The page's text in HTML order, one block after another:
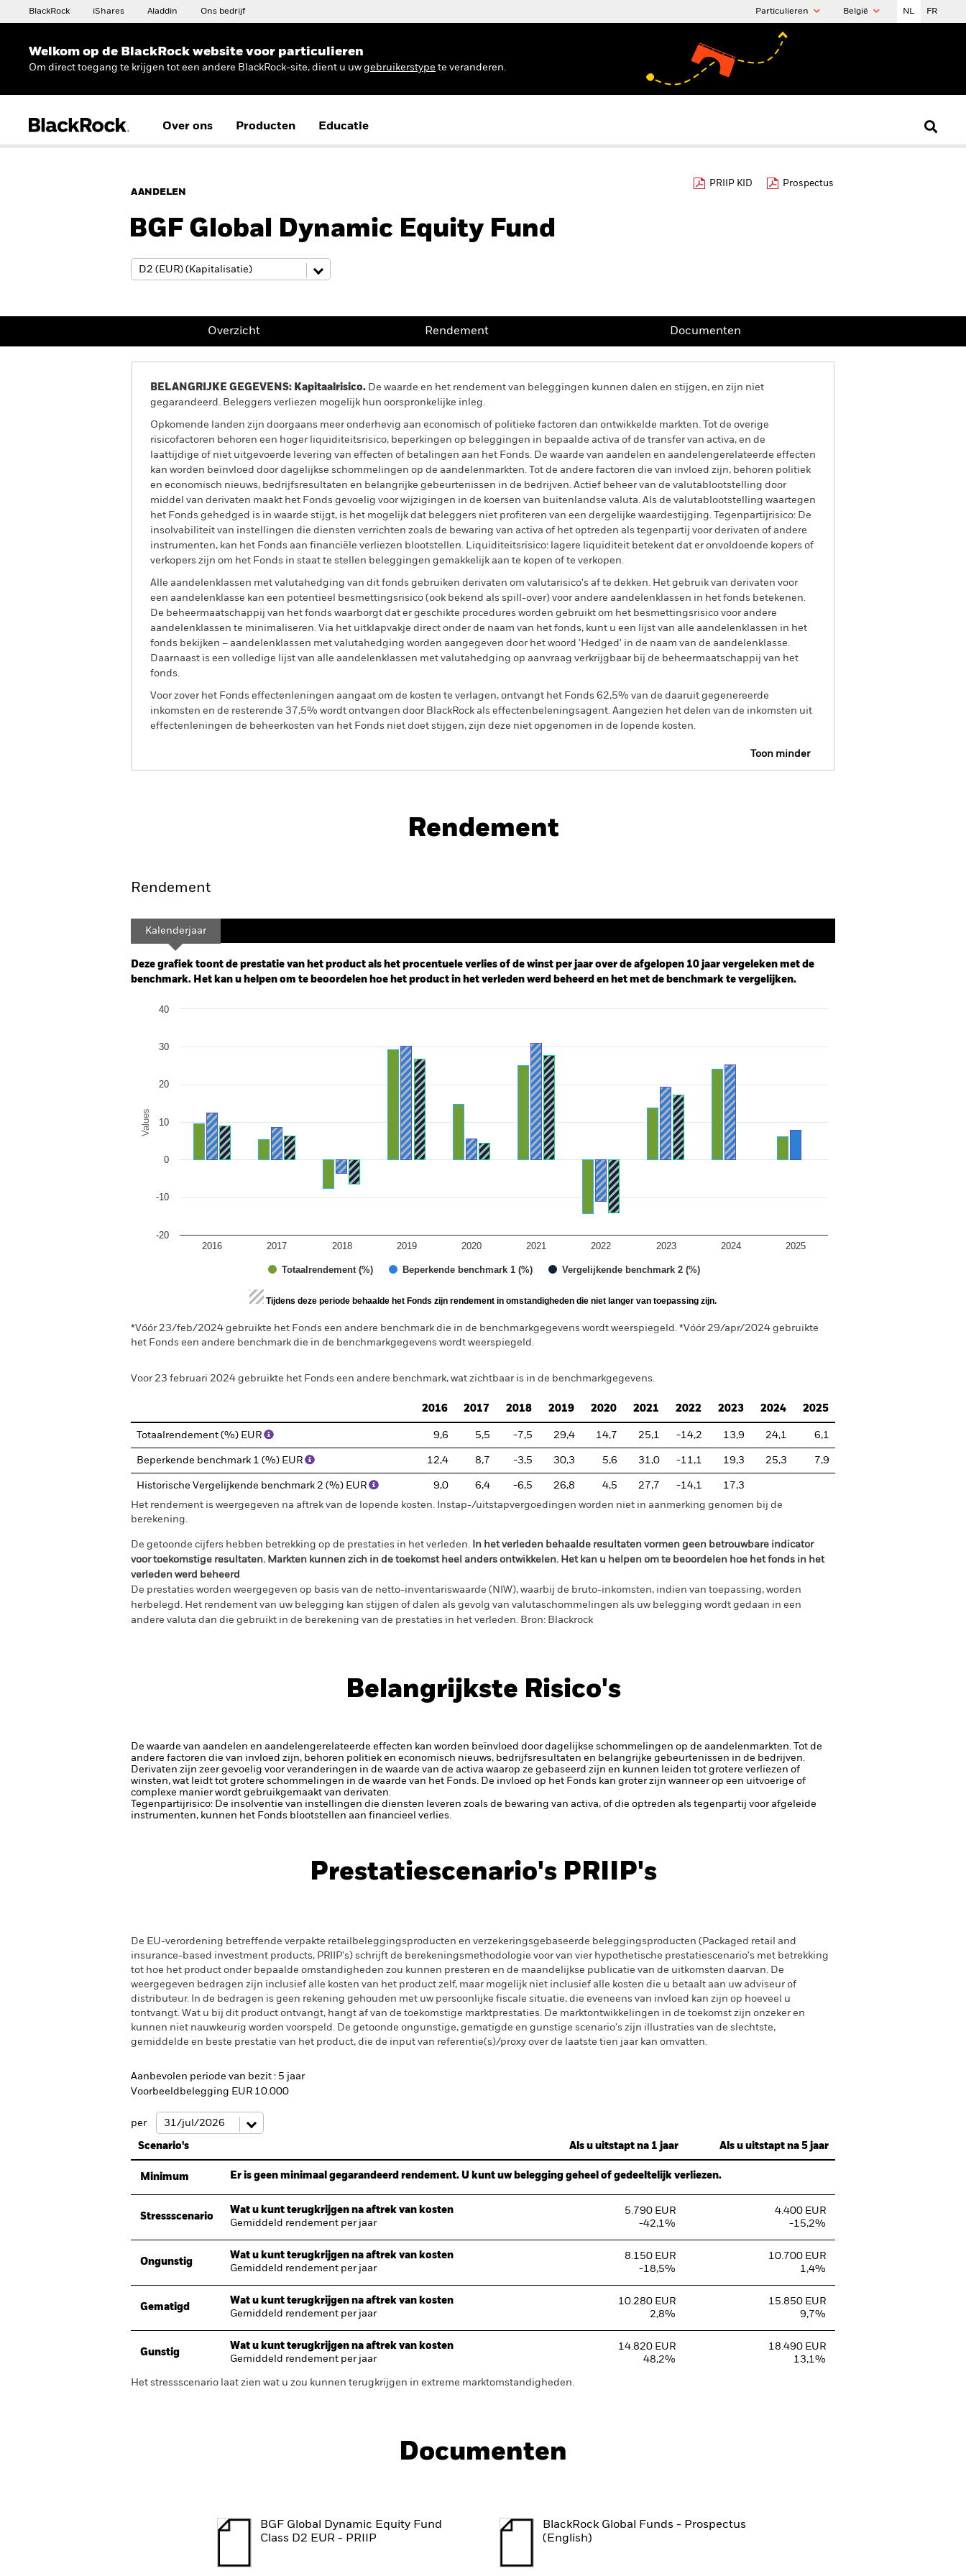
BlackRock iShares Aladdin Ons bedrijf Particulieren België NL FR
Welkom op de BlackRock website voor particulieren
Om direct toegang te krijgen tot een andere BlackRock-site, dient u uw gebruikerstype te veranderen.
Over ons Producten Educatie
AANDELEN
PRIIP KID Prospectus
BGF Global Dynamic Equity Fund
Overzicht Rendement Documenten
BELANGRIJKE GEGEVENS: Kapitaalrisico. De waarde en het rendement van beleggingen kunnen dalen en stijgen, en zijn niet
gegarandeerd. Beleggers verliezen mogelijk hun oorspronkelijke inleg.
Opkomende landen zijn doorgaans meer onderhevig aan economisch of politieke factoren dan ontwikkelde markten. Tot de overige
risicofactoren behoren een hoger liquiditeitsrisico, beperkingen op beleggingen in bepaalde activa of de transfer van activa, en de
laattijdige of niet uitgevoerde levering van effecten of betalingen aan het Fonds. De waarde van aandelen en aandelengerelateerde effecten
kan worden beïnvloed door dagelijkse schommelingen op de aandelenmarkten. Tot de andere factoren die van invloed zijn, behoren politiek
en economisch nieuws, bedrijfsresultaten en belangrijke gebeurtenissen in de bedrijven. Actief beheer van de valutablootstelling door
middel van derivaten maakt het Fonds gevoelig voor wijzigingen in de koersen van buitenlandse valuta. Als de valutablootstelling waartegen
het Fonds gehedged is in waarde stijgt, is het mogelijk dat beleggers niet profiteren van een dergelijke waardestijging. Tegenpartijrisico: De
insolvabiliteit van instellingen die diensten verrichten zoals de bewaring van activa of het optreden als tegenpartij voor derivaten of andere
instrumenten, kan het Fonds aan financiële verliezen blootstellen. Liquiditeitsrisico: lagere liquiditeit betekent dat er onvoldoende kopers of
verkopers zijn om het Fonds in staat te stellen beleggingen gemakkelijk aan te kopen of te verkopen.
Alle aandelenklassen met valutahedging van dit fonds gebruiken derivaten om valutarisico's af te dekken. Het gebruik van derivaten voor
een aandelenklasse kan een potentieel besmettingsrisico (ook bekend als spill-over) voor andere aandelenklassen in het fonds betekenen.
De beheermaatschappij van het fonds waarborgt dat er geschikte procedures worden gebruikt om het besmettingsrisico voor andere
aandelenklassen te minimaliseren. Via het uitklapvakje direct onder de naam van het fonds, kunt u een lijst van alle aandelenklassen in het
fonds bekijken – aandelenklassen met valutahedging worden aangegeven door het woord 'Hedged' in de naam van de aandelenklasse.
Daarnaast is een volledige lijst van alle aandelenklassen met valutahedging op aanvraag verkrijgbaar bij de beheermaatschappij van het
fonds.
Voor zover het Fonds effectenleningen aangaat om de kosten te verlagen, ontvangt het Fonds 62,5% van de daaruit gegenereerde
inkomsten en de resterende 37,5% wordt ontvangen door BlackRock als effectenbeleningsagent. Aangezien het delen van de inkomsten uit
effectenleningen de beheerkosten van het Fonds niet doet stijgen, zijn deze niet opgenomen in de lopende kosten.
Toon minder
Rendement
Rendement
Rendement
Kalenderjaar
Deze grafiek toont de prestatie van het product als het procentuele verlies of de winst per jaar over de afgelopen 10 jaar vergeleken met de
benchmark. Het kan u helpen om te beoordelen hoe het product in het verleden werd beheerd en het met de benchmark te vergelijken.
Bar chart with 3 data series.
Values
Totaalrendement (%) Beperkende benchmark 1 (%) Vergelijkende benchmark 2 (%)
2016 2017 2018 2019 2020 2021 2022 2023 2024 2025
-20
-10
0
10
20
30
40
Tijdens deze periode behaalde het Fonds zijn rendement in omstandigheden die niet langer van toepassing zijn.
*Vóór 23/feb/2024 gebruikte het Fonds een andere benchmark die in de benchmarkgegevens wordt weerspiegeld. *Vóór 29/apr/2024 gebruikte
het Fonds een andere benchmark die in de benchmarkgegevens wordt weerspiegeld.
Voor 23 februari 2024 gebruikte het Fonds een andere benchmark, wat zichtbaar is in de benchmarkgegevens.
2016 2017 2018 2019 2020 2021 2022 2023 2024 2025
Totaalrendement (%) EUR 9,6 5,5 -7,5 29,4 14,7 25,1 -14,2 13,9 24,1 6,1
Beperkende benchmark 1 (%) EUR 12,4 8,7 -3,5 30,3 5,6 31,0 -11,1 19,3 25,3 7,9
Historische Vergelijkende benchmark 2 (%) EUR 9,0 6,4 -6,5 26,8 4,5 27,7 -14,1
17,3
Het rendement is weergegeven na aftrek van de lopende kosten. Instap-/uitstapvergoedingen worden niet in aanmerking genomen bij de
berekening.
De getoonde cijfers hebben betrekking op de prestaties in het verleden. In het verleden behaalde resultaten vormen geen betrouwbare indicator
voor toekomstige resultaten. Markten kunnen zich in de toekomst heel anders ontwikkelen. Het kan u helpen om te beoordelen hoe het fonds in het
verleden werd beheerd
De prestaties worden weergegeven op basis van de netto-inventariswaarde (NIW), waarbij de bruto-inkomsten, indien van toepassing, worden
herbelegd. Het rendement van uw belegging kan stijgen of dalen als gevolg van valutaschommelingen als uw belegging wordt gedaan in een
andere valuta dan die gebruikt in de berekening van de prestaties in het verleden. Bron: Blackrock
Belangrijkste Risico's
De waarde van aandelen en aandelengerelateerde effecten kan worden beïnvloed door dagelijkse schommelingen op de aandelenmarkten. Tot de
andere factoren die van invloed zijn, behoren politiek en economisch nieuws, bedrijfsresultaten en belangrijke gebeurtenissen in de bedrijven.
Derivaten zijn zeer gevoelig voor veranderingen in de waarde van de activa waarop ze gebaseerd zijn en kunnen leiden tot grotere verliezen of
winsten, wat leidt tot grotere schommelingen in de waarde van het Fonds. De invloed op het Fonds kan groter zijn wanneer op een uitvoerige of
complexe manier wordt gebruikgemaakt van derivaten.
Tegenpartijrisico: De insolventie van instellingen die diensten leveren zoals de bewaring van activa, of die optreden als tegenpartij voor afgeleide
instrumenten, kunnen het Fonds blootstellen aan financieel verlies.
Prestatiescenario's PRIIP's
De EU-verordening betreffende verpakte retailbeleggingsproducten en verzekeringsgebaseerde beleggingsproducten (Packaged retail and
insurance-based investment products, PRIIP's) schrijft de berekeningsmethodologie voor van vier hypothetische prestatiescenario's met betrekking
tot hoe het product onder bepaalde omstandigheden zou kunnen presteren en de maandelijkse publicatie van de uitkomsten daarvan. De
weergegeven bedragen zijn inclusief alle kosten van het product zelf, maar mogelijk niet inclusief alle kosten die u betaalt aan uw adviseur of
distributeur. In de bedragen is geen rekening gehouden met uw persoonlijke fiscale situatie, die eveneens van invloed kan zijn op hoeveel u
tontvangt. Wat u bij dit product ontvangt, hangt af van de toekomstige marktprestaties. De marktontwikkelingen in de toekomst zijn onzeker en
kunnen niet nauwkeurig worden voorspeld. De getoonde ongunstige, gematigde en gunstige scenario's zijn illustraties van de slechtste,
gemiddelde en beste prestatie van het product, die de input van referentie(s)/proxy over de laatste tien jaar kan omvatten.
Aanbevolen periode van bezit : 5 jaar
Voorbeeldbelegging EUR 10.000
per
Scenario's Als u uitstapt na 1 jaar Als u uitstapt na 5 jaar
Minimum Er is geen minimaal gegarandeerd rendement. U kunt uw belegging geheel of gedeeltelijk verliezen.
Stressscenario
Wat u kunt terugkrijgen na aftrek van kosten
Gemiddeld rendement per jaar
5.790 EUR
-42,1%
4.400 EUR
-15,2%
Ongunstig
Wat u kunt terugkrijgen na aftrek van kosten
Gemiddeld rendement per jaar
8.150 EUR
-18,5%
10.700 EUR
1,4%
Gematigd
Wat u kunt terugkrijgen na aftrek van kosten
Gemiddeld rendement per jaar
10.280 EUR
2,8%
15.850 EUR
9,7%
Gunstig
Wat u kunt terugkrijgen na aftrek van kosten
Gemiddeld rendement per jaar
14.820 EUR
48,2%
18.490 EUR
13,1%
Het stressscenario laat zien wat u zou kunnen terugkrijgen in extreme marktomstandigheden.
Documenten
BGF Global Dynamic Equity Fund
Class D2 EUR - PRIIP
BlackRock Global Funds - Prospectus
(English)